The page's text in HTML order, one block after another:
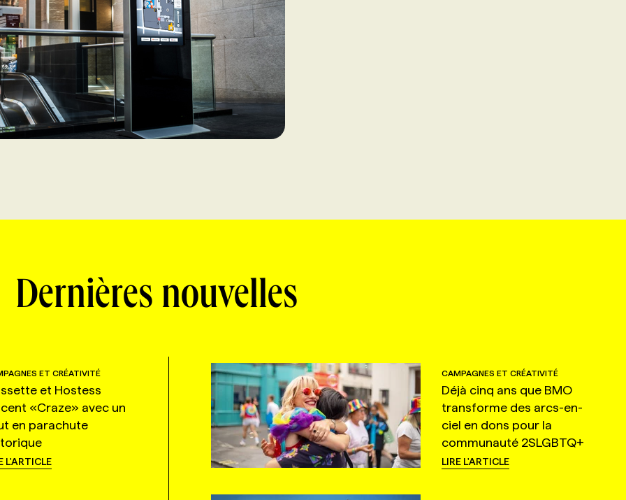
Dernières nouvelles
ET CRÉATIVITÉ
et Hostess
«Craze» avec un
en parachute
L'ARTICLE
CAMPAGNES ET CRÉATIVITÉ
Déjà cinq ans que BMO
transforme des arcs-en-
ciel en dons pour la
communauté 2SLGBTQ+
LIRE L'ARTICLE